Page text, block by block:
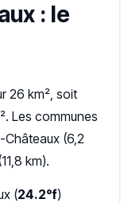
: le
26 km², soit
Les communes
(6,2
km).
(24.2°f)